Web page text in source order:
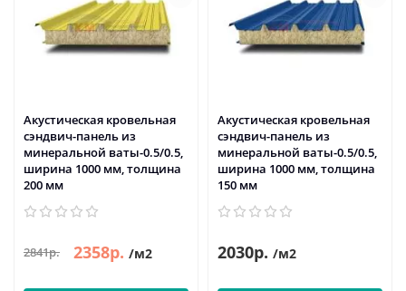
Акустическая кровельная
сэндвич-панель из
минеральной ваты-0.5/0.5,
ширина 1000 мм, толщина
200 мм
2841р. 2358р. /м2
Акустическая кровельная
сэндвич-панель из
минеральной ваты-0.5/0.5,
ширина 1000 мм, толщина
150 мм
2030р. /м2